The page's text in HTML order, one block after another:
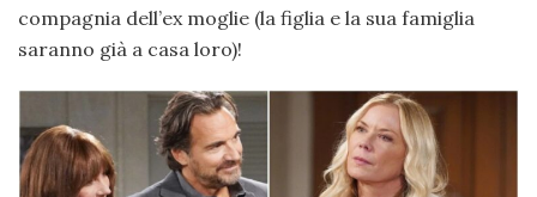
compagnia dell’ex moglie (la figlia e la sua famiglia
saranno già a casa loro)!